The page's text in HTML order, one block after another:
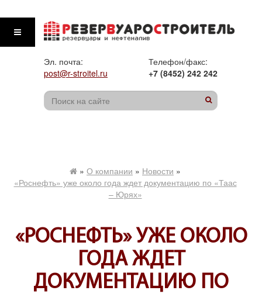
Эл. почта:
post@r-stroitel.ru
Телефон/факс:
+7 (8452) 242 242
» О компании » Новости »
«Роснефть» уже около года ждет документацию по «Таас
– Юрях»
«РОСНЕФТЬ» УЖЕ ОКОЛО
ГОДА ЖДЕТ
ДОКУМЕНТАЦИЮ ПО